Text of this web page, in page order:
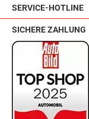
SERVICE-HOTLINE
SICHERE ZAHLUNG